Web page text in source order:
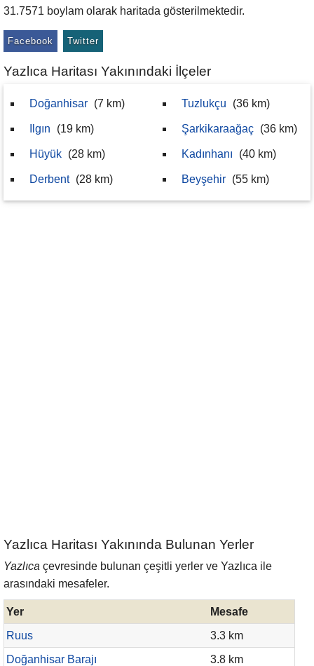
31.7571 boylam olarak haritada gösterilmektedir.
Facebook Twitter
Yazlıca Haritası Yakınındaki İlçeler
Doğanhisar (7 km)
Ilgın (19 km)
Hüyük (28 km)
Derbent (28 km)
Tuzlukçu (36 km)
Şarkikaraağaç (36 km)
Kadınhanı (40 km)
Beyşehir (55 km)
Yazlıca Haritası Yakınında Bulunan Yerler
Yazlıca çevresinde bulunan çeşitli yerler ve Yazlıca ile
arasındaki mesafeler.
Yer
Mesafe
Ruus
3.3 km
Doğanhisar Barajı
3.8 km